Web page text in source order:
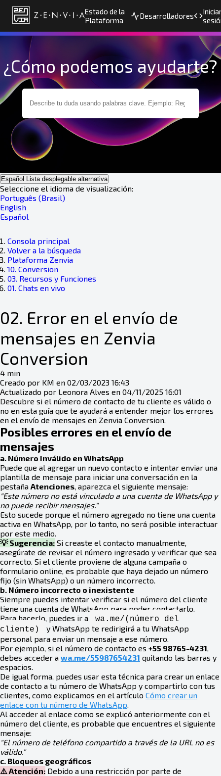
Estado de la
Plataforma
Desarrolladores
¿Cómo podemos ayudarte?
Español Lista desplegable alternativa
Seleccione el idioma de visualización:
Português (Brasil)
English
Español
Consola principal
Volver a la búsqueda
Plataforma Zenvia
10. Conversion
03. Recursos y Funciones
01. Chats en vivo
02. Error en el envío de
mensajes en Zenvia
Conversion
4 min
Creado por KM en 02/03/2023 16:43
Actualizado por Leonora Alves en 04/11/2025 16:01
Descubre si el número de contacto de tu cliente es válido o
no en esta guía que te ayudará a entender mejor los errores
en el envío de mensajes en Zenvia Conversion.
Posibles errores en el envío de
mensajes
a. Número Inválido en WhatsApp
Puede que al agregar un nuevo contacto e intentar enviar una
plantilla de mensaje para iniciar una conversación en la
pestaña Atenciones, aparezca el siguiente mensaje:
"Este número no está vinculado a una cuenta de WhatsApp y
no puede recibir mensajes."
Esto sucede porque el número agregado no tiene una cuenta
activa en WhatsApp, por lo tanto, no será posible interactuar
por este medio.
💡 Sugerencia: Si creaste el contacto manualmente,
asegúrate de revisar el número ingresado y verificar que sea
correcto. Si el cliente proviene de alguna campaña o
formulario online, es probable que haya dejado un número
fijo (sin WhatsApp) o un número incorrecto.
b. Número incorrecto o inexistente
Siempre puedes intentar verificar si el número del cliente
tiene una cuenta de WhatsApp para poder contactarlo.
Para hacerlo, puedes ir a
wa.me/(número del
cliente)
y WhatsApp te redirigirá a tu WhatsApp
personal para enviar un mensaje a ese número.
Por ejemplo, si el número de contacto es +55 98765-4231,
debes acceder a wa.me/55987654231 quitando las barras y
espacios.
De igual forma, puedes usar esta técnica para crear un enlace
de contacto a tu número de WhatsApp y compartirlo con tus
clientes, como explicamos en el artículo Cómo crear un
enlace con tu número de WhatsApp.
Al acceder al enlace como se explicó anteriormente con el
número del cliente, es probable que encuentres el siguiente
mensaje:
"El número de teléfono compartido a través de la URL no es
válido."
c. Bloqueos geográficos
⚠️ Atención: Debido a una restricción por parte de